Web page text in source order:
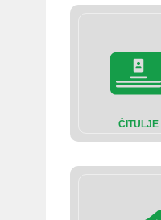
ČITULJE